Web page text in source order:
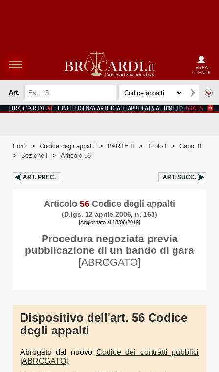
AREA
UTENTE
Art.
Fonti > Codice degli appalti > PARTE II > Titolo I >
Capo III
>
Sezione I > Articolo 56
ART. PREC. ART. SUCC.
Articolo 56 Codice degli appalti
(D.lgs. 12 aprile 2006, n. 163)
[Aggiornato al 18/06/2019]
Procedura negoziata previa
pubblicazione di un bando di gara
[ABROGATO]
Dispositivo dell'art. 56 Codice
degli appalti
Abrogato dal nuovo Codice dei contratti pubblici
[ABROGATO].